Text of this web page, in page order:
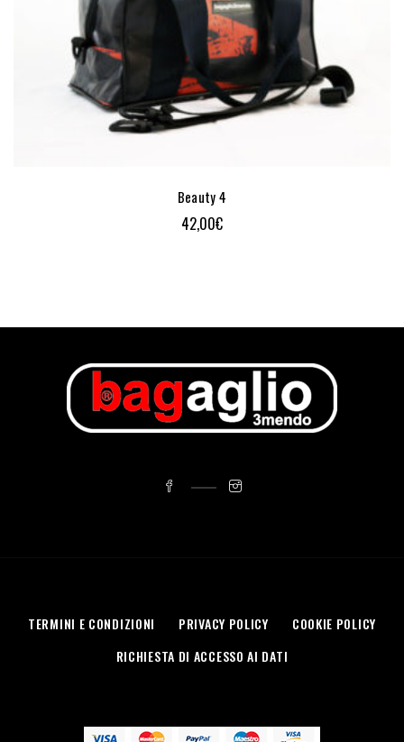
Beauty 4
42,00€
TERMINI E CONDIZIONI PRIVACY POLICY
COOKIE POLICY
RICHIESTA DI ACCESSO AI DATI